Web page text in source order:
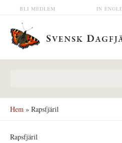
Hoppa till huvudinnehåll IN
BLI MEDLEM
Hem » Rapsfjäril
Rapsfjäril